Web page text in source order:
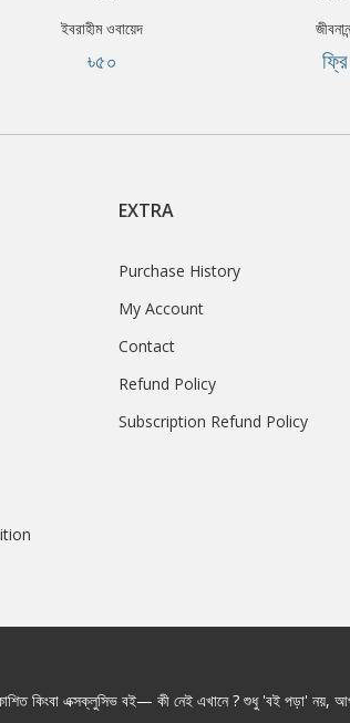
ইবরাহীম ওবায়েদ
৳৫০
EXTRA
Purchase History
My Account
Contact
Refund Policy
Subscription Refund Policy
কিংবা এক্সক্লুসিভ বই— কী নেই এখানে ? শুধু 'বই পড়া' নয়,